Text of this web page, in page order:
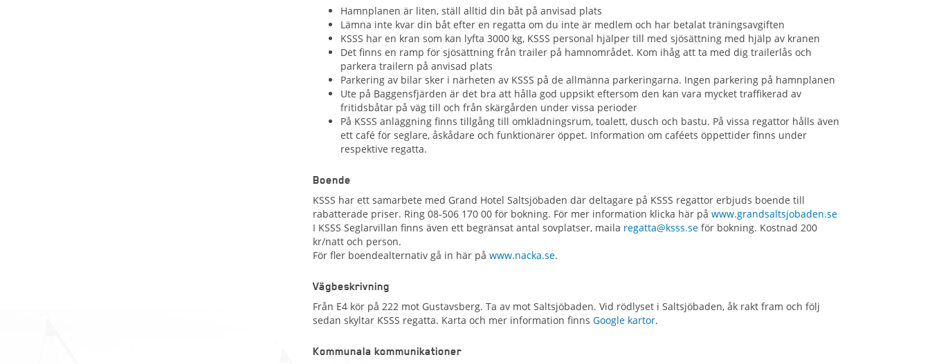
Hamnplanen är liten, ställ alltid din båt på anvisad plats
Lämna inte kvar din båt efter en regatta om du inte är medlem och har betalat träningsavgiften
KSSS har en kran som kan lyfta 3000 kg, KSSS personal hjälper till med sjösättning med hjälp av kranen
Det finns en ramp för sjösättning från trailer på hamnområdet. Kom ihåg att ta med dig trailerlås och
parkera trailern på anvisad plats
Parkering av bilar sker i närheten av KSSS på de allmänna parkeringarna. Ingen parkering på hamnplanen
Ute på Baggensfjärden är det bra att hålla god uppsikt eftersom den kan vara mycket traffikerad av
fritidsbåtar på väg till och från skärgården under vissa perioder
På KSSS anläggning finns tillgång till omklädningsrum, toalett, dusch och bastu. På vissa regattor hålls även
ett café för seglare, åskådare och funktionärer öppet. Information om caféets öppettider finns under
respektive regatta.
Boende
KSSS har ett samarbete med Grand Hotel Saltsjöbaden där deltagare på KSSS regattor erbjuds boende till
rabatterade priser. Ring 08-506 170 00 för bokning. För mer information klicka här på www.grandsaltsjobaden.se
I KSSS Seglarvillan finns även ett begränsat antal sovplatser, maila regatta@ksss.se för bokning. Kostnad 200
kr/natt och person.
För fler boendealternativ gå in här på www.nacka.se.
Vägbeskrivning
Från E4 kör på 222 mot Gustavsberg. Ta av mot Saltsjöbaden. Vid rödlyset i Saltsjöbaden, åk rakt fram och följ
sedan skyltar KSSS regatta. Karta och mer information finns Google kartor.
Kommunala kommunikationer